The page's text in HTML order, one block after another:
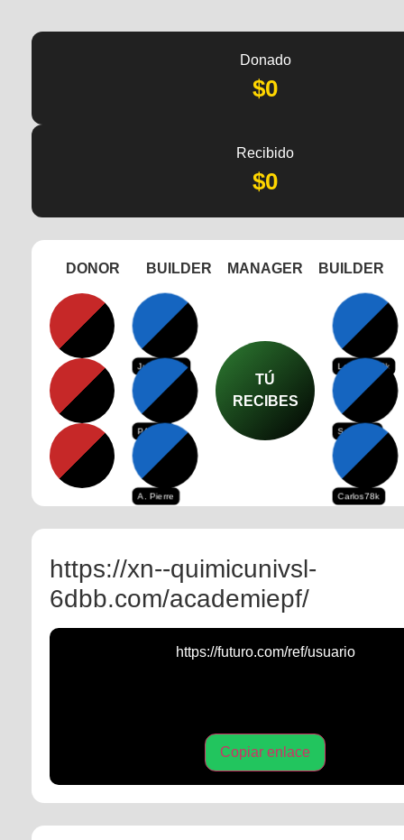
Donado
$0
Recibido
$0
DONOR BUILDER MANAGER BUILDER
Julsaint78k
PAPO5
A. Pierre
TÚ
RECIBES
Lovinsky78k
Smith78k
Carlos78k
https://xn--quimicunivsl-
6dbb.com/academiepf/
https://futuro.com/ref/usuario
Copiar enlace